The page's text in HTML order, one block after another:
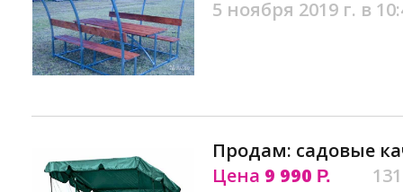
5 ноября 2019 г. в
Продам: садовые
Цена 9 990 Р.